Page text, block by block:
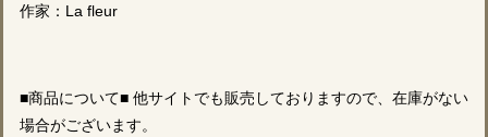
作家：La fleur
■商品について■ 他サイトでも販売しておりますので、在庫がない
場合がございます。